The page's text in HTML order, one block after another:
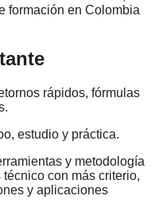
formación en Colombia
rápidos, fórmulas
estudio y práctica.
y metodología
con más criterio,
y aplicaciones